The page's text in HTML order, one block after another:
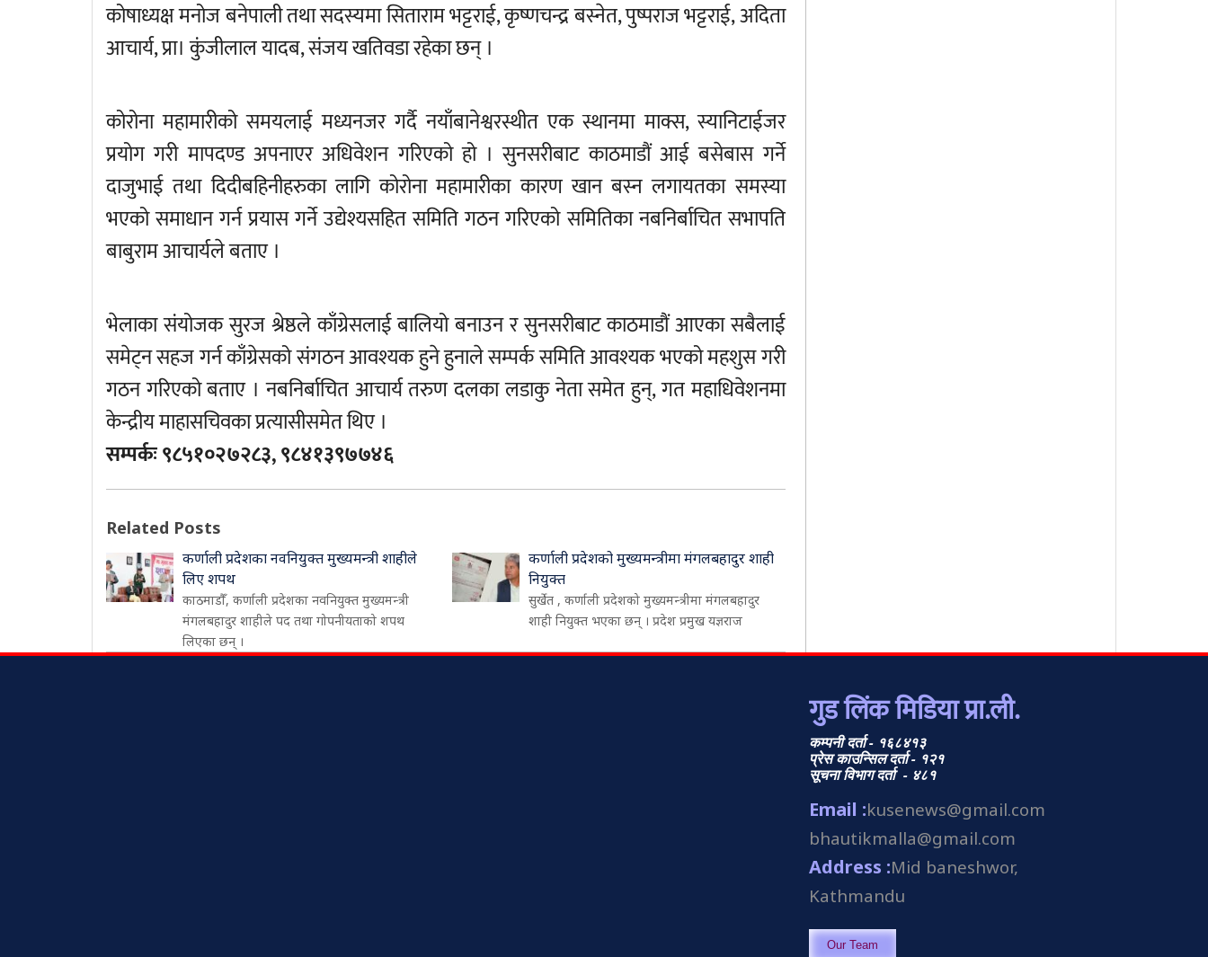
कोषाध्यक्ष मनोज बनेपाली तथा सदस्यमा सिताराम भट्टराई, कृष्णचन्द्र बस्नेत, पुष्पराज भट्टराई, अदिता
आचार्य, प्रा। कुंजीलाल यादब, संजय खतिवडा रहेका छन् ।
कोरोना महामारीको समयलाई मध्यनजर गर्दै नयाँबानेश्वरस्थीत एक स्थानमा माक्स, स्यानिटाईजर
प्रयोग गरी मापदण्ड अपनाएर अधिवेशन गरिएको हो । सुनसरीबाट काठमाडौं आई बसेबास गर्ने
दाजुभाई तथा दिदीबहिनीहरुका लागि कोरोना महामारीका कारण खान बस्न लगायतका समस्या
भएको समाधान गर्न प्रयास गर्ने उद्येश्यसहित समिति गठन गरिएको समितिका नबनिर्बाचित सभापति
बाबुराम आचार्यले बताए ।
भेलाका संयोजक सुरज श्रेष्ठले काँग्रेसलाई बालियो बनाउन र सुनसरीबाट काठमाडौं आएका सबैलाई
समेट्न सहज गर्न काँग्रेसको संगठन आवश्यक हुने हुनाले सम्पर्क समिति आवश्यक भएको महशुस गरी
गठन गरिएको बताए । नबनिर्बाचित आचार्य तरुण दलका लडाकु नेता समेत हुन्, गत महाधिवेशनमा
केन्द्रीय माहासचिवका प्रत्यासीसमेत थिए ।
सम्पर्कः ९८५१०२७२८३, ९८४१३९७७४६
Related Posts
कर्णाली प्रदेशका नवनियुक्त मुख्यमन्त्री शाहीले
लिए शपथ
काठमाडौँ, कर्णाली प्रदेशका नवनियुक्त मुख्यमन्त्री
मंगलबहादुर शाहीले पद तथा गोपनीयताको शपथ
लिएका छन् ।
कर्णाली प्रदेशको मुख्यमन्त्रीमा मंगलबहादुर शाही
नियुक्त
सुर्खेत , कर्णाली प्रदेशको मुख्यमन्त्रीमा मंगलबहादुर
शाही नियुक्त भएका छन् । प्रदेश प्रमुख यज्ञराज
गुड लिंक मिडिया प्रा.ली.
कम्पनी दर्ता - १६८४१३
प्रेस काउन्सिल दर्ता - १२१
सूचना विभाग दर्ता - ४८१
Email :kusenews@gmail.com
bhautikmalla@gmail.com
Address :Mid baneshwor,
Kathmandu
Our Team